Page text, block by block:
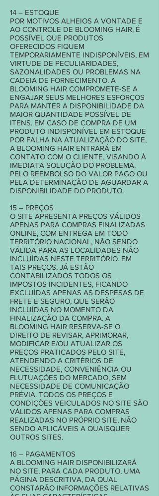
14 – ESTOQUE
POR MOTIVOS ALHEIOS A VONTADE E
AO CONTROLE DE BLOOMING HAIR, É
POSSÍVEL QUE PRODUTOS
OFERECIDOS FIQUEM
TEMPORARIAMENTE INDISPONÍVEIS, EM
VIRTUDE DE PECULIARIDADES,
SAZONALIDADES OU PROBLEMAS NA
CADEIA DE FORNECIMENTO. A
BLOOMING HAIR COMPROMETE-SE A
ENGAJAR SEUS MELHORES ESFORÇOS
PARA MANTER A DISPONIBILIDADE DA
MAIOR QUANTIDADE POSSÍVEL DE
ITENS. EM CASO DE COMPRA DE UM
PRODUTO INDISPONÍVEL EM ESTOQUE
POR FALHA NA ATUALIZAÇÃO DO SITE,
A BLOOMING HAIR ENTRARÁ EM
CONTATO COM O CLIENTE, VISANDO À
IMEDIATA SOLUÇÃO DO PROBLEMA,
PELO REEMBOLSO DO VALOR PAGO OU
PELA DETERMINAÇÃO DE AGUARDAR A
DISPONIBILIDADE DO PRODUTO.
15 – PREÇOS
O SITE APRESENTA PREÇOS VÁLIDOS
APENAS PARA COMPRAS FINALIZADAS
ONLINE, COM ENTREGA EM TODO
TERRITÓRIO NACIONAL, NÃO SENDO
VÁLIDA PARA AS LOCALIDADES NÃO
INCLUÍDAS NESTE TERRITÓRIO. EM
TAIS PREÇOS, JÁ ESTÃO
CONTABILIZADOS TODOS OS
IMPOSTOS INCIDENTES, FICANDO
EXCLUÍDAS APENAS AS DESPESAS DE
FRETE E SEGURO, QUE SERÃO
INCLUÍDAS NO MOMENTO DA
FINALIZAÇÃO DA COMPRA. A
BLOOMING HAIR RESERVA-SE O
DIREITO DE REVISAR, APRIMORAR,
MODIFICAR E/OU ATUALIZAR OS
PREÇOS PRATICADOS PELO SITE,
ATENDENDO A CRITÉRIOS DE
NECESSIDADE, CONVENIÊNCIA OU
FLUTUAÇÕES DO MERCADO, SEM
NECESSIDADE DE COMUNICAÇÃO
PRÉVIA. TODOS OS PREÇOS E
CONDIÇÕES VEICULADOS NO SITE SÃO
VÁLIDOS APENAS PARA COMPRAS
REALIZADAS NO PRÓPRIO SITE, NÃO
SENDO APLICÁVEIS A QUAISQUER
OUTROS SITES.
16 – PAGAMENTOS
A BLOOMING HAIR DISPONIBILIZARÁ
NO SITE, PARA CADA PRODUTO, UMA
PÁGINA DESCRITIVA, DA QUAL
CONSTARÃO INFORMAÇÕES RELATIVAS